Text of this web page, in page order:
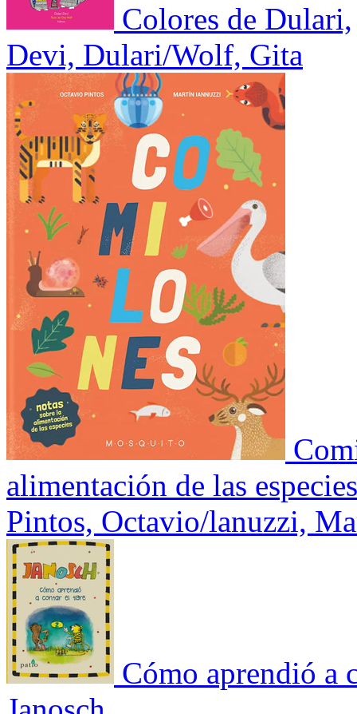
Colores de Dulari,
Devi, Dulari/Wolf, Gita
alimentación de las especies
Pintos, Octavio/lanuzzi,
Cómo aprendió a